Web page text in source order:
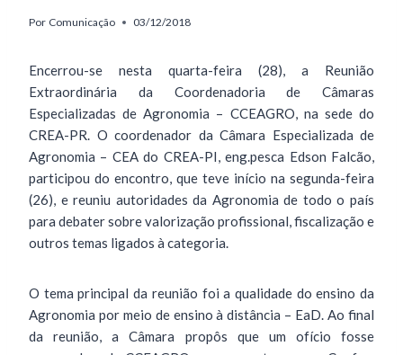
Por Comunicação 03/12/2018
Encerrou-se nesta quarta-feira (28), a Reunião
Extraordinária da Coordenadoria de Câmaras
Especializadas de Agronomia – CCEAGRO, na sede do
CREA-PR. O coordenador da Câmara Especializada de
Agronomia – CEA do CREA-PI, eng.pesca Edson Falcão,
participou do encontro, que teve início na segunda-feira
(26), e reuniu autoridades da Agronomia de todo o país
para debater sobre valorização profissional, fiscalização e
outros temas ligados à categoria.
O tema principal da reunião foi a qualidade do ensino da
Agronomia por meio de ensino à distância – EaD. Ao final
da reunião, a Câmara propôs que um ofício fosse